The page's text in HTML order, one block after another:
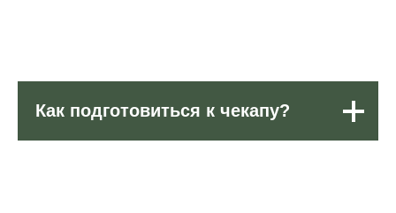
Как подготовиться к чекапу?